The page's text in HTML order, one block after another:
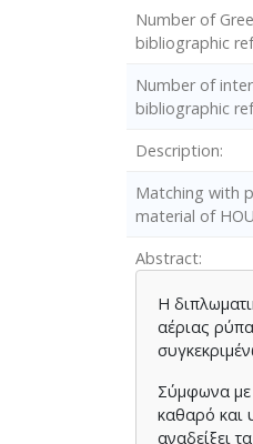
Number of
bibliographic
Number of
bibliographic
Description
Matching with
material of HOU
Abstract
Η
αέριας
Σύμφωνα με
καθαρό και
αναδείξει